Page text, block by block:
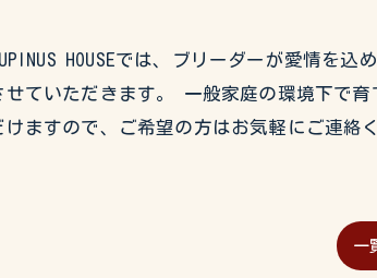
HOUSEでは、ブリーダーが愛情を
ていただきます。 一般家庭の環境下で
ますので、ご希望の方はお気軽にご連絡
一